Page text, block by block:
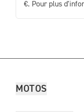
€. Pour plus
MOTOS